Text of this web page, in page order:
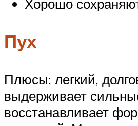
Хорошо
Пух
Плюсы: легкий,
выдерживает
восстанавливает